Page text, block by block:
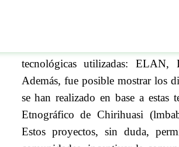
tecnológicas utilizadas:
Además, fue posible mostrar los
se han realizado en base a
Etnográfico de Chirihuasi
Estos proyectos, sin duda,